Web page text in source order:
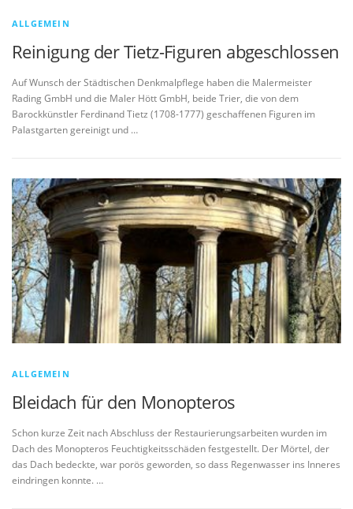
ALLGEMEIN
Reinigung der Tietz-Figuren abgeschlossen
Auf Wunsch der Städtischen Denkmalpflege haben die Malermeister
Rading GmbH und die Maler Hött GmbH, beide Trier, die von dem
Barockkünstler Ferdinand Tietz (1708-1777) geschaffenen Figuren im
Palastgarten gereinigt und …
ALLGEMEIN
Bleidach für den Monopteros
Schon kurze Zeit nach Abschluss der Restaurierungsarbeiten wurden im
Dach des Monopteros Feuchtigkeitsschäden festgestellt. Der Mörtel, der
das Dach bedeckte, war porös geworden, so dass Regenwasser ins Inneres
eindringen konnte. …